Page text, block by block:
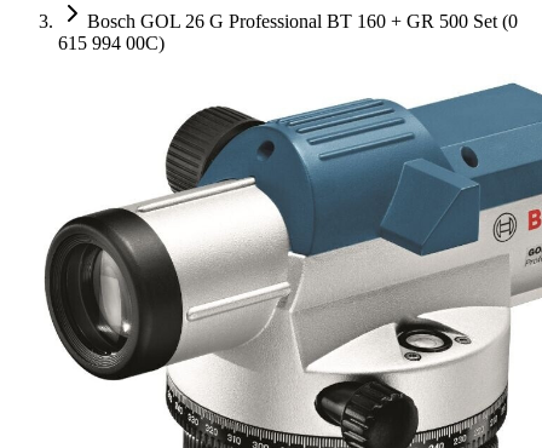
Bosch GOL 26 G Professional BT 160 + GR 500 Set (0
615 994 00C)